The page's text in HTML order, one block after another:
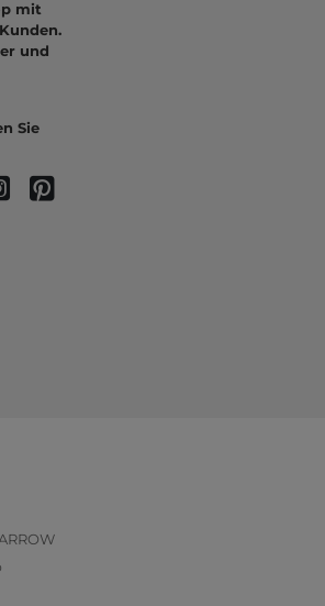
mit
und
Sie